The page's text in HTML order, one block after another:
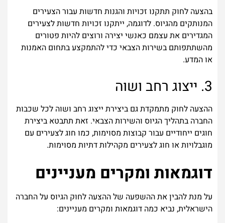
בהצעה לחוק תתקנו זכויות והגנות חדשות עבור הצעירים
המנותקים מהגיוס. לדוגמה, ייתקנו זכויות חדשות לצעירים
המגדירים את עצמם כאנשי יצירה ורוצים להיות פטורים
מהשתתפותם בשירות הצבאי כדי להתמקצע בתחום האמנות
או המדע.
3. ייצוג רחב ושוה
ההצעה לחוק מתמקדת גם ביצירת ייצוג רחב ושוה לכל שכבות
החברה בתהליך הגיוס והשירות הצבאי. זאת תתבטא ביצירת
חוגים ייחודיים עבור קבוצות מסוימות, כמו חוג לצעירים עם
מוגבלויות או חוג לצעירים מקהילות דתיות מסוימות.
דוגמאות ומקרים מעניינים
על מנת להבין את ההשפעה של ההצעה לחוק הגיוס על החברה
הישראלית, נביא כמה דוגמאות ומקרים מעניינים: